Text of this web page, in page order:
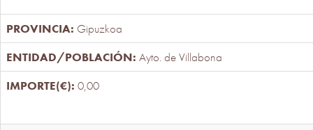
Gipuzkoa
Ayto. de Villabona
0,00